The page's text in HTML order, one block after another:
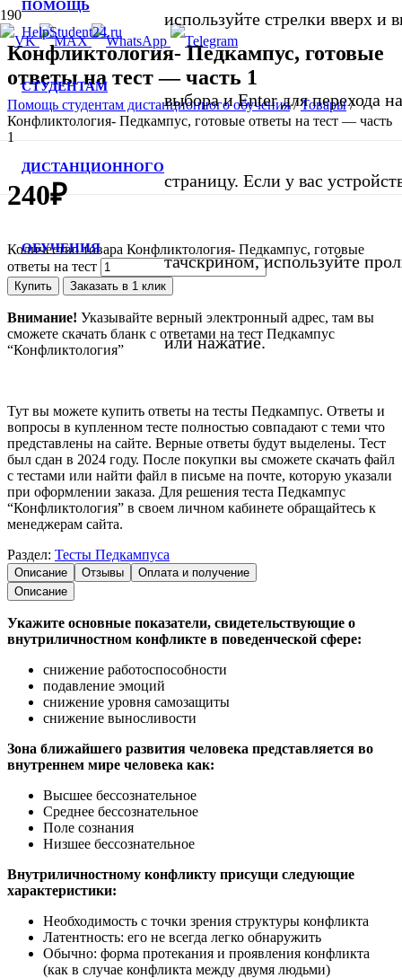
ПОМОЩЬ
СТУДЕНТАМ
ДИСТАНЦИОННОГО
ОБУЧЕНИЯ
используйте стрелки вверх и
выбора и Enter для перехода
страницу. Если у вас
тачскрином, используйте
или нажатие.
Конфликтология- Педкампус, готовые
ответы на тест — часть 1
Помощь студентам дистанционного обучения/Товары/
Конфликтология- Педкампус, готовые ответы на тест — часть
1
240₽
Количество товара Конфликтология- Педкампус, готовые
ответы на тест
Купить Заказать в 1 клик
Внимание! Указывайте верный электронный адрес, там вы
сможете скачать бланк с ответами на тест Педкампус
“Конфликтология”
Тут вы можете купить ответы на тесты Педкампус. Ответы и
вопросы в купленном тесте полностью совпадают с теми что
представлены на сайте. Верные ответы будут выделены. Тест
был сдан в 2024 году. После покупки вы сможете скачать файл
с тестами или найти файл в письме на почте, которую указали
при оформлении заказа. Для решения теста Педкампус
“Конфликтология” в своем личном кабинете обращайтесь к
менеджерам сайта.
Раздел: Тесты Педкампуса
Описание Отзывы
Оплата и получение
Описание
Укажите основные показатели, свидетельствующие о
внутриличностном конфликте в поведенческой сфере:
снижение работоспособности
подавление эмоций
снижение уровня самозащиты
снижение выносливости
Зона ближайшего развития человека представляется во
внутреннем мире человека как:
Высшее бессознательное
Среднее бессознательное
Поле сознания
Низшее бессознательное
Внутриличностному конфликту присущи следующие
характеристики:
Необходимость с точки зрения структуры конфликта
Латентность: его не всегда легко обнаружить
Обычно: форма протекания и проявления конфликта
(как в случае конфликта между двумя людьми)